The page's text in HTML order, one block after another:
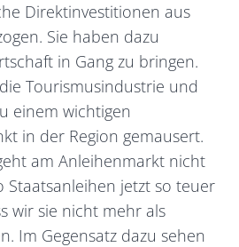
Direktinvestitionen aus
Sie haben dazu
in Gang zu bringen.
Tourismusindustrie und
einem wichtigen
in der Region gemausert.
am Anleihenmarkt nicht
Staatsanleihen jetzt so teuer
wir sie nicht mehr als
Im Gegensatz dazu sehen